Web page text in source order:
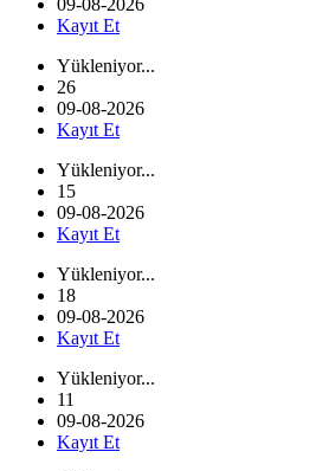
09-08-2026
Kayıt Et
Yükleniyor...
26
09-08-2026
Kayıt Et
Yükleniyor...
15
09-08-2026
Kayıt Et
Yükleniyor...
18
09-08-2026
Kayıt Et
Yükleniyor...
11
09-08-2026
Kayıt Et